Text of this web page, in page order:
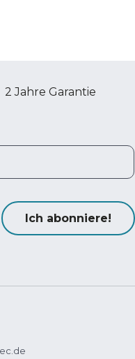
2 Jahre Garantie
Ich abonniere!